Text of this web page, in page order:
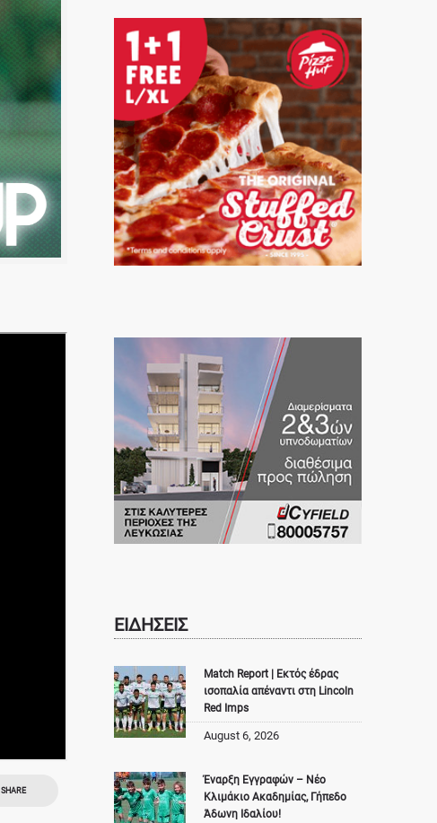
SHARE
ΕΙΔΗΣΕΙΣ
Match Report | Εκτός έδρας
ισοπαλία απέναντι στη Lincoln
Red Imps
August 6, 2026
Έναρξη Εγγραφών – Νέο
Κλιμάκιο Ακαδημίας, Γήπεδο
Άδωνη Ιδαλίου!